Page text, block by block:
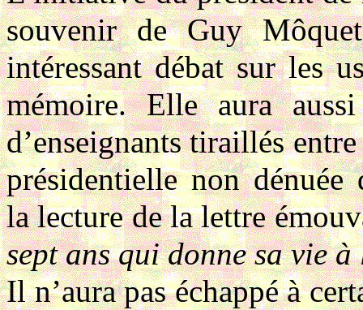
souvenir de Guy
intéressant débat sur les
mémoire. Elle aura
d’enseignants tiraillés
présidentielle non dénuée
la lecture de la lettre
sept ans qui donne sa vie
Il n’aura pas échappé à